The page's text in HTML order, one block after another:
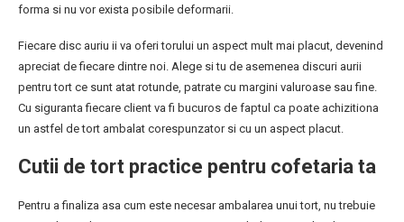
forma si nu vor exista posibile deformarii.
Fiecare disc auriu ii va oferi torului un aspect mult mai placut, devenind
apreciat de fiecare dintre noi. Alege si tu de asemenea discuri aurii
pentru tort ce sunt atat rotunde, patrate cu margini valuroase sau fine.
Cu siguranta fiecare client va fi bucuros de faptul ca poate achizitiona
un astfel de tort ambalat corespunzator si cu un aspect placut.
Cutii de tort practice pentru cofetaria ta
Pentru a finaliza asa cum este necesar ambalarea unui tort, nu trebuie